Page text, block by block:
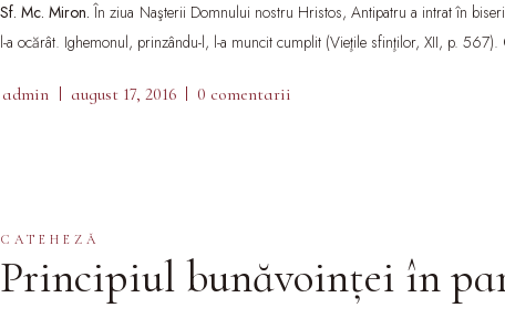
Sf. Mc. Miron. În ziua Naşterii Domnului nostru Hristos, Antipatru a intrat în
l-a ocărât. Ighemonul, prinzându-l, l-a muncit cumplit (Vieţile sfinţilor, XII, p. 567).
admin august 17, 2016 0 comentarii
CATEHEZĂ
Principiul bunăvoinței în